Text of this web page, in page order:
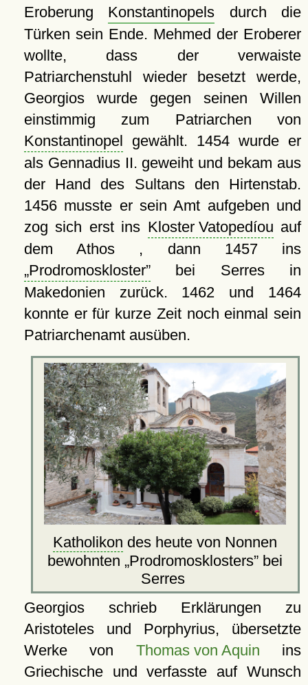
Eroberung Konstantinopels durch die
Türken sein Ende. Mehmed der Eroberer
wollte, dass der verwaiste
Patriarchenstuhl wieder besetzt werde,
Georgios wurde gegen seinen Willen
einstimmig zum Patriarchen von
Konstantinopel gewählt. 1454 wurde er
als Gennadius II. geweiht und bekam aus
der Hand des Sultans den Hirtenstab.
1456 musste er sein Amt aufgeben und
zog sich erst ins Kloster Vatopedíou auf
dem Athos , dann 1457 ins
Prodromoskloster bei Serres in
Makedonien zurück. 1462 und 1464
konnte er für kurze Zeit noch einmal sein
Patriarchenamt ausüben.
Katholikon des heute von Nonnen
bewohnten Prodromosklosters bei
Serres
Georgios schrieb Erklärungen zu
Aristoteles und Porphyrius, übersetzte
Werke von Thomas von Aquin ins
Griechische und verfasste auf Wunsch